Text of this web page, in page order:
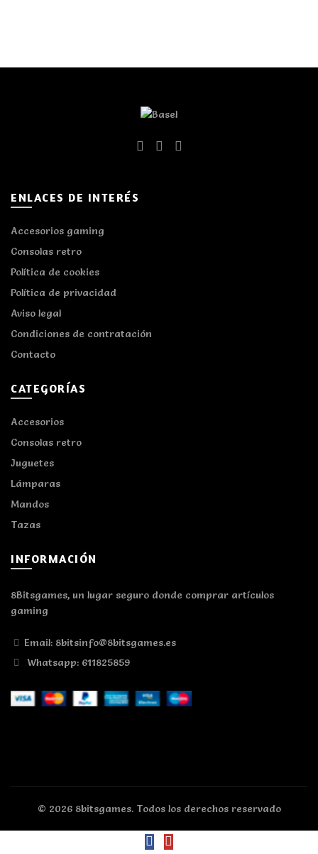
ENLACES DE INTERÉS
Accesorios gaming
Consolas retro
Política de cookies
Política de privacidad
Aviso legal
Condiciones de contratación
Contacto
CATEGORÍAS
Accesorios
Consolas retro
Juguetes
Lámparas
Mandos
Tazas
INFORMACIÓN
8Bitsgames, un lugar seguro donde comprar artículos
gaming
Email: 8bitsinfo@8bitsgames.es
Whatsapp: 611825859
© 2026 8bitsgames. Todos los derechos reservado